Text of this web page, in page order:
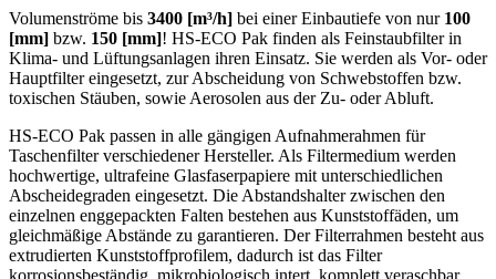
Volumenströme bis 3400 [m³/h] bei einer Einbautiefe von nur 100
[mm] bzw. 150 [mm]! HS-ECO Pak finden als Feinstaubfilter in
Klima- und Lüftungsanlagen ihren Einsatz. Sie werden als Vor- oder
Hauptfilter eingesetzt, zur Abscheidung von Schwebstoffen bzw.
toxischen Stäuben, sowie Aerosolen aus der Zu- oder Abluft.
HS-ECO Pak passen in alle gängigen Aufnahmerahmen für
Taschenfilter verschiedener Hersteller. Als Filtermedium werden
hochwertige, ultrafeine Glasfaserpapiere mit unterschiedlichen
Abscheidegraden eingesetzt. Die Abstandshalter zwischen den
einzelnen enggepackten Falten bestehen aus Kunststoffäden, um
gleichmäßige Abstände zu garantieren. Der Filterrahmen besteht aus
extrudierten Kunststoffprofilem, dadurch ist das Filter
korrosionsbeständig, mikrobiologisch intert, komplett veraschbar